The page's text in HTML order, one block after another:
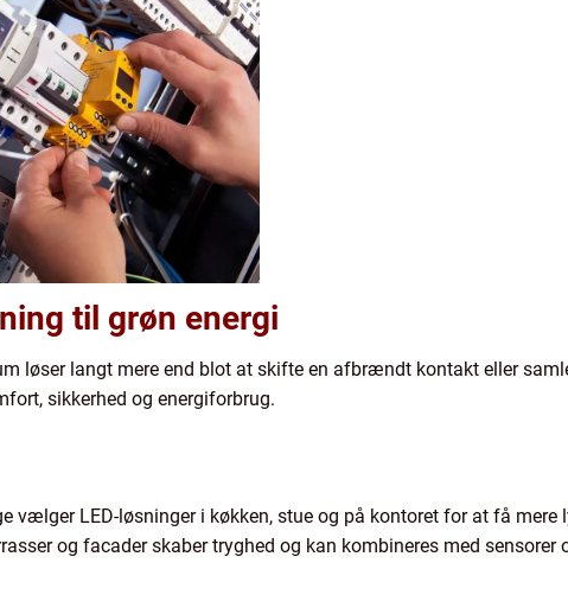
til grøn energi
løser langt mere end blot at skifte en afbrændt kontakt eller
sikkerhed og energiforbrug.
vælger LED-løsninger i køkken, stue og på kontoret for at få mere
og facader skaber tryghed og kan kombineres med sensorer